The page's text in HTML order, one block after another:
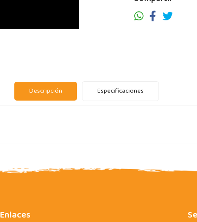
Descripción Especificaciones
Enlaces